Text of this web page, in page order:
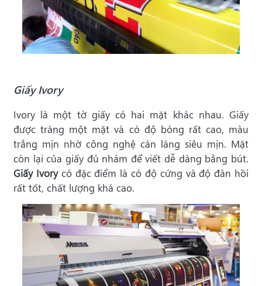
Giấy Ivory
Ivory là một tờ giấy có hai mặt khác nhau. Giấy
được tráng một mặt và có độ bóng rất cao, màu
trắng mịn nhờ công nghệ cán láng siêu mịn. Mặt
còn lại của giấy đủ nhám để viết dễ dàng bằng bút.
Giấy Ivorycó đặc điểm là có độ cứng và độ đàn hồi
rất tốt, chất lượng khá cao.